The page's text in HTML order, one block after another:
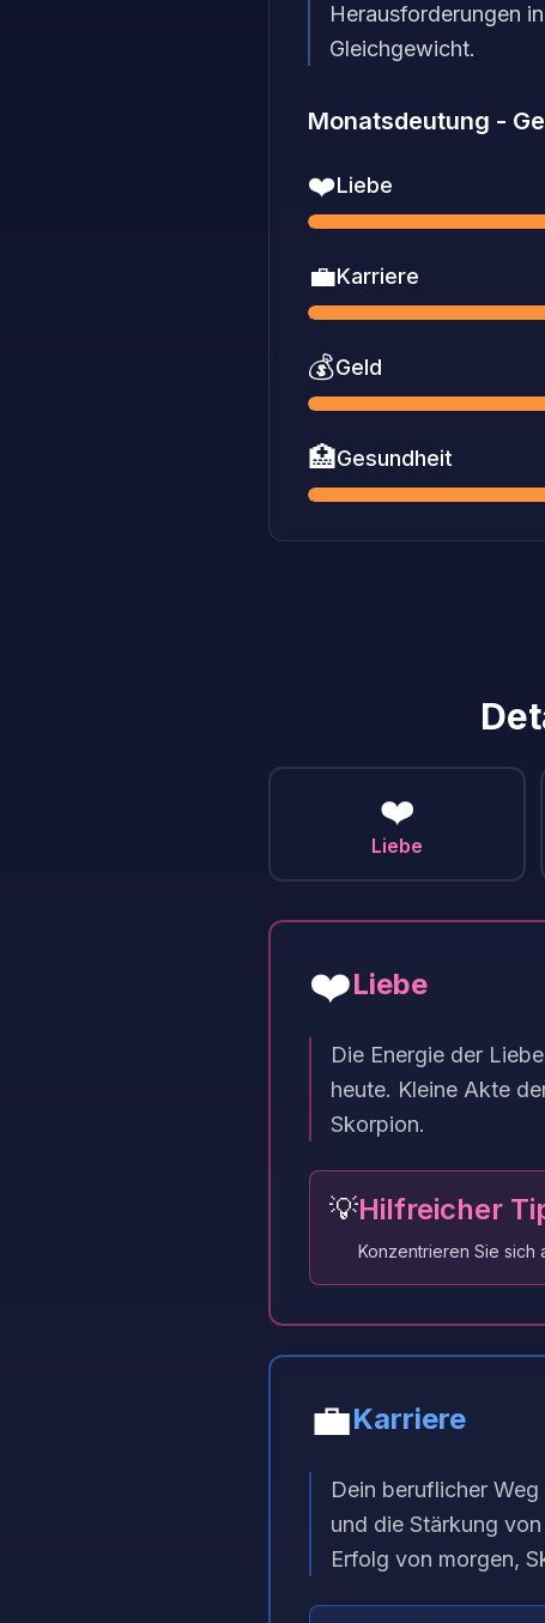
Herausforderungen
Gleichgewicht.
Monatsdeutung -
❤️Liebe
💼Karriere
💰Geld
🏥Gesundheit
❤️
Liebe
❤️Liebe
Die Energie der
heute. Kleine Akte
Skorpion.
💡Hilfreicher
Konzentrieren Sie sich
💼Karriere
Dein beruflicher
und die Stärkung
Erfolg von morgen,